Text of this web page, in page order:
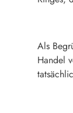
Als
Handel